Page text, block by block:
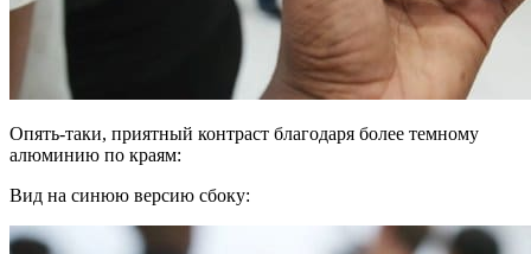
Опять-таки, приятный контраст благодаря более темному
алюминию по краям:
Вид на синюю версию сбоку: